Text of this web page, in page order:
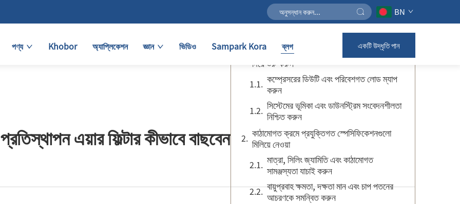
BN
পণ্য Khobor অ্যাপ্লিকেশন জ্ঞান ভিডিও Sampark Kora ব্লগ একটি উদ্ধৃতি পান
প্রতিস্থাপন এয়ার ফিল্টার কীভাবে বাছবেন
বিষয়সূচি
অংশ নম্বর পরীক্ষা করার আগে অপারেটিং প্রোফাইল
দিয়ে শুরু করুন
কম্প্রেসরের ডিউটি এবং পরিবেশগত লোড ম্যাপ
করুন
সিস্টেমের ভূমিকা এবং ডাউনস্ট্রিম সংবেদনশীলতা
নিশ্চিত করুন
কাঠামোগত ক্রমে প্রযুক্তিগত স্পেসিফিকেশনগুলো
মিলিয়ে নেওয়া
মাত্রা, সিলিং জ্যামিতি এবং কাঠামোগত
সামঞ্জস্যতা যাচাই করুন
বায়ুপ্রবাহ ক্ষমতা, দক্ষতা মান এবং চাপ পতনের
আচরণকে সমন্বিত করুন